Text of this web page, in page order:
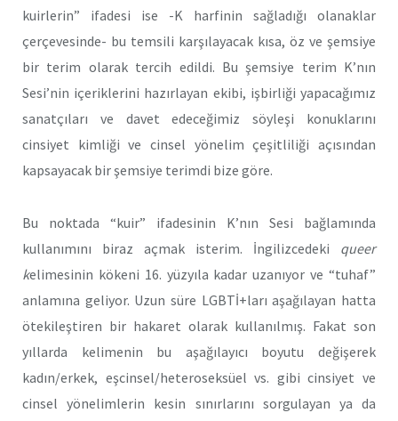
kuirlerin” ifadesi ise -K harfinin sağladığı olanaklar
çerçevesinde- bu temsili karşılayacak kısa, öz ve şemsiye
bir terim olarak tercih edildi. Bu şemsiye terim K’nın
Sesi’nin içeriklerini hazırlayan ekibi, işbirliği yapacağımız
sanatçıları ve davet edeceğimiz söyleşi konuklarını
cinsiyet kimliği ve cinsel yönelim çeşitliliği açısından
kapsayacak bir şemsiye terimdi bize göre.
Bu noktada “kuir” ifadesinin K’nın Sesi bağlamında
kullanımını biraz açmak isterim. İngilizcedeki queer
kelimesinin kökeni 16. yüzyıla kadar uzanıyor ve “tuhaf”
anlamına geliyor. Uzun süre LGBTİ+ları aşağılayan hatta
ötekileştiren bir hakaret olarak kullanılmış. Fakat son
yıllarda kelimenin bu aşağılayıcı boyutu değişerek
kadın/erkek, eşcinsel/heteroseksüel vs. gibi cinsiyet ve
cinsel yönelimlerin kesin sınırlarını sorgulayan ya da